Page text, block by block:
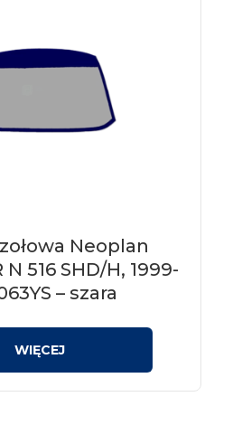
Neoplan
N 516 SHD/H, 1999-
– szara